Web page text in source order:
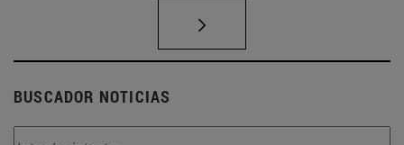
BUSCADOR NOTICIAS